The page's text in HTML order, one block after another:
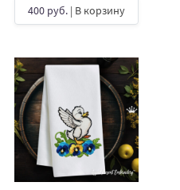
400 руб. | В корзину